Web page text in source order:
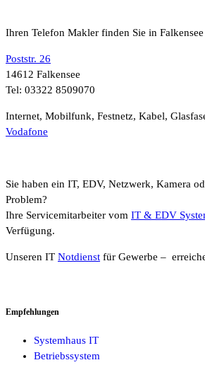
Ihren Telefon Makler finden Sie in
Poststr. 26
14612 Falkensee
Tel: 03322 8509070
Internet, Mobilfunk, Festnetz, Kabel,
Vodafone
Sie haben ein IT, EDV, Netzwerk, Kamera
Problem?
Ihre Servicemitarbeiter vom IT & EDV
Verfügung.
Unseren IT Notdienst für Gewerbe –
Empfehlungen
Systemhaus IT
Betriebssystem